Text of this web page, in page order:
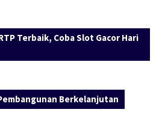
Terbaik, Coba Slot Gacor Hari
Berkelanjutan